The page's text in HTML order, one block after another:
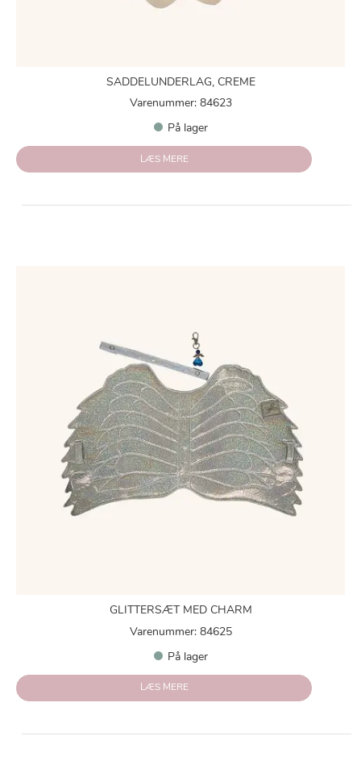
SADDELUNDERLAG, CREME
Varenummer: 84623
På lager
LÆS MERE
GLITTERSÆT MED CHARM
Varenummer: 84625
På lager
LÆS MERE